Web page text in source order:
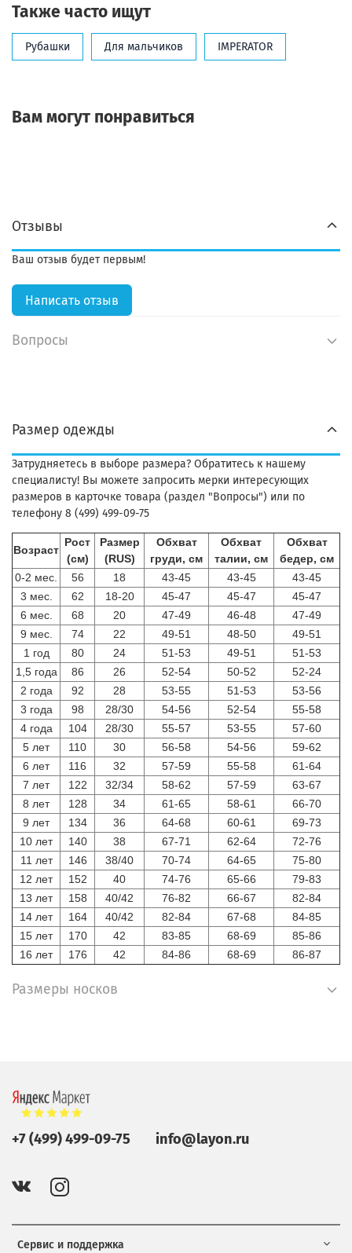
Также часто ищут
Рубашки Для мальчиков IMPERATOR
Вам могут понравиться
Отзывы
Ваш отзыв будет первым!
Написать отзыв
Вопросы
Размер одежды
Затрудняетесь в выборе размера? Обратитесь к нашему
специалисту! Вы можете запросить мерки интересующих
размеров в карточке товара (раздел "Вопросы") или по
телефону 8 (499) 499-09-75
Возраст
Рост
(см)
Размер
(RUS)
Обхват
груди, см
Обхват
талии, см
Обхват
бедер, см
0-2 мес.
56 18 43-45 43-45
43-45
3 мес.
62 18-20 45-47 45-47
45-47
6 мес.
68 20 47-49 46-48
47-49
9 мес.
74 22 49-51 48-50
49-51
1 год
80 24 51-53 49-51
51-53
1,5 года
86 26 52-54 50-52
52-24
2 года
92 28 53-55 51-53
53-56
3 года
98 28/30 54-56 52-54
55-58
4 года
104 28/30 55-57 53-55
57-60
5 лет
110 30 56-58 54-56
59-62
6 лет
116 32 57-59 55-58
61-64
7 лет
122 32/34 58-62 57-59
63-67
8 лет
128 34 61-65 58-61
66-70
9 лет
134 36 64-68 60-61
69-73
10 лет
140 38 67-71 62-64
72-76
11 лет
146 38/40 70-74 64-65
75-80
12 лет
152 40 74-76 65-66
79-83
13 лет
158 40/42 76-82 66-67
82-84
14 лет
164 40/42 82-84 67-68
84-85
15 лет
170 42 83-85 68-69
85-86
16 лет
176 42 84-86 68-69 86-87
Размеры носков
Сервис и поддержка
+7 (499) 499-09-75 info@layon.ru